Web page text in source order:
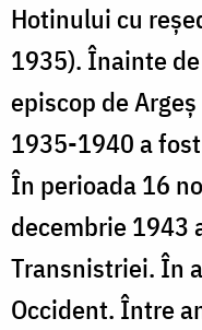
Hotinului cu
1935). Înainte
episcop de
1935-1940 a
În perioada 16
decembrie 1943
Transnistriei. În
Occident. Între